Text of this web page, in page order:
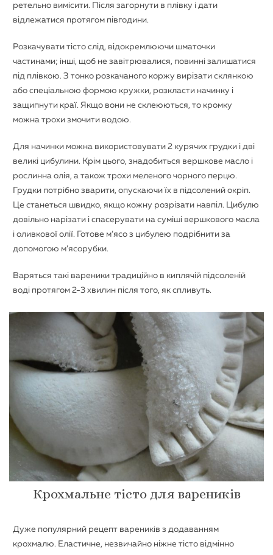
ретельно вимісити. Після загорнути в плівку і дати
відлежатися протягом півгодини.
Розкачувати тісто слід, відокремлюючи шматочки
частинами; інші, щоб не завітрювалися, повинні залишатися
під плівкою. З тонко розкачаного коржу вирізати склянкою
або спеціальною формою кружки, розкласти начинку і
защипнути краї. Якщо вони не склеюються, то кромку
можна трохи змочити водою.
Для начинки можна використовувати 2 курячих грудки і дві
великі цибулини. Крім цього, знадобиться вершкове масло і
рослинна олія, а також трохи меленого чорного перцю.
Грудки потрібно зварити, опускаючи їх в підсолений окріп.
Це станеться швидко, якщо кожну розрізати навпіл. Цибулю
довільно нарізати і спасерувати на суміші вершкового масла
і оливкової олії. Готове м’ясо з цибулею подрібнити за
допомогою м’ясорубки.
Варяться такі вареники традиційно в киплячій підсоленій
воді протягом 2-3 хвилин після того, як спливуть.
Крохмальне тісто для вареників
Дуже популярний рецепт вареників з додаванням
крохмалю. Еластичне, незвичайно ніжне тісто відмінно